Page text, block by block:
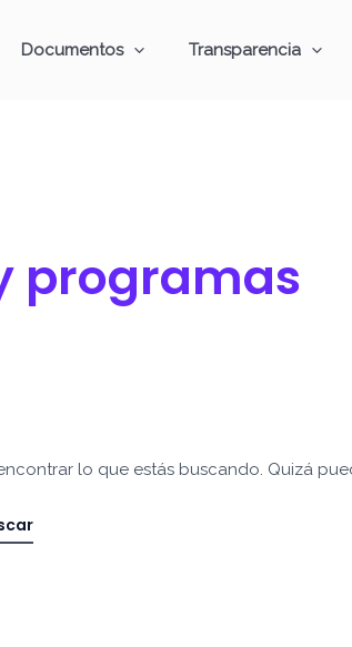
Documentos Transparencia
programas
lo que estás buscando. Quizá